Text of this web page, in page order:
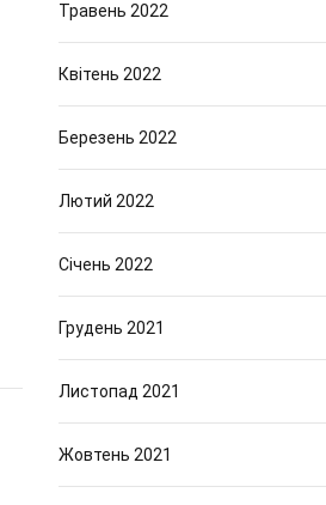
Травень 2022
Квітень 2022
Березень 2022
Лютий 2022
Січень 2022
Грудень 2021
Листопад 2021
Жовтень 2021